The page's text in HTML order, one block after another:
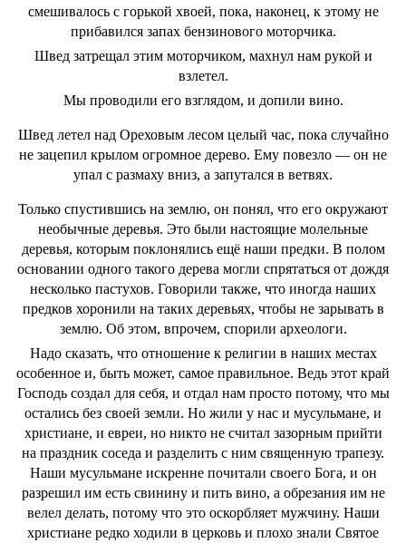
смешивалось с горькой хвоей, пока, наконец, к этому не
прибавился запах бензинового моторчика.
Швед затрещал этим моторчиком, махнул нам рукой и
взлетел.
Мы проводили его взглядом, и допили вино.
Швед летел над Ореховым лесом целый час, пока случайно
не зацепил крылом огромное дерево. Ему повезло ― он не
упал с размаху вниз, а запутался в ветвях.
Только спустившись на землю, он понял, что его окружают
необычные деревья. Это были настоящие молельные
деревья, которым поклонялись ещё наши предки. В полом
основании одного такого дерева могли спрятаться от дождя
несколько пастухов. Говорили также, что иногда наших
предков хоронили на таких деревьях, чтобы не зарывать в
землю. Об этом, впрочем, спорили археологи.
Надо сказать, что отношение к религии в наших местах
особенное и, быть может, самое правильное. Ведь этот край
Господь создал для себя, и отдал нам просто потому, что мы
остались без своей земли. Но жили у нас и мусульмане, и
христиане, и евреи, но никто не считал зазорным прийти
на праздник соседа и разделить с ним священную трапезу.
Наши мусульмане искренне почитали своего Бога, и он
разрешил им есть свинину и пить вино, а обрезания им не
велел делать, потому что это оскорбляет мужчину. Наши
христиане редко ходили в церковь и плохо знали Святое